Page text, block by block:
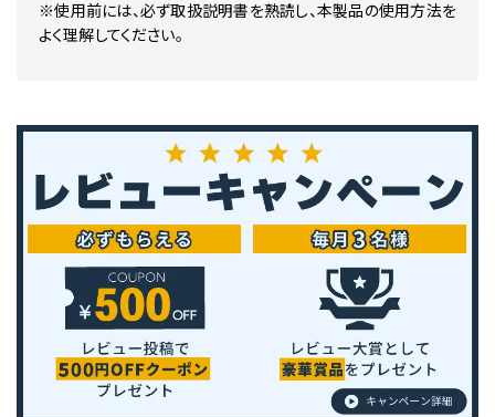
※使用前には、必ず取扱説明書を熟読し、本製品の使用方法を
よく理解してください。